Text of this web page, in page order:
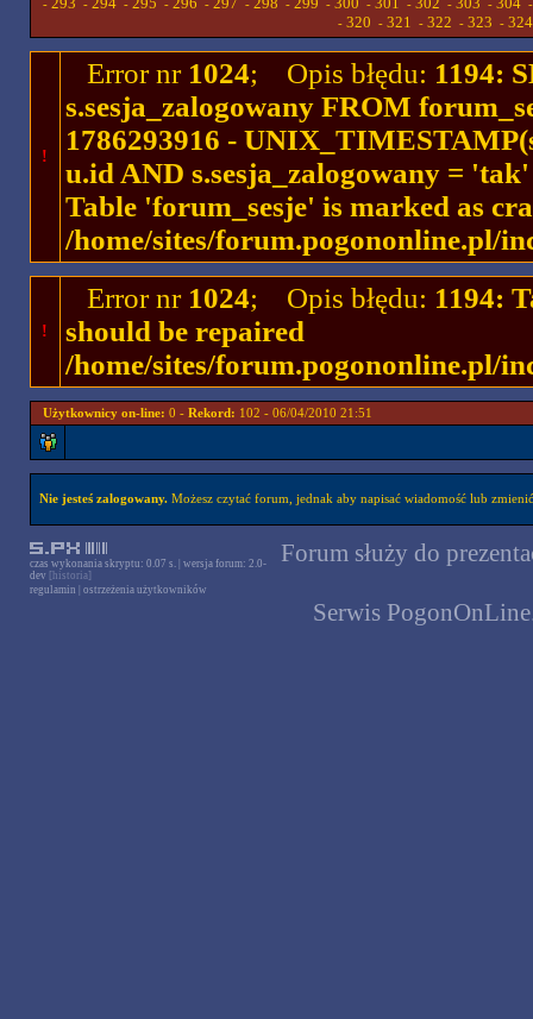
-
- - - - - - - - - - -
- 320 - 321 - 322 - 323 - 324
!
Error nr 1024; Opis błędu: 1194:
s.sesja_zalogowany FROM
1786293916 -
u.id AND s.sesja_zalogowany =
Table 'forum_sesje' is marked as
/home/sites/forum.pogononline.pl/
!
Error nr 1024; Opis błędu: 1194:
should be repaired
/home/sites/forum.pogononline.pl/
Użytkownicy on-line: 0 - Rekord: 102 - 06/04/2010 21:51
Nie jesteś zalogowany.Możesz czytać forum, jednak aby napisać wiadomość lub
czas wykonania skryptu: 0.07 s. | wersja forum: 2.0-
dev [historia]
regulamin
ostrzeżenia użytkowników
Forum służy do
Serwis